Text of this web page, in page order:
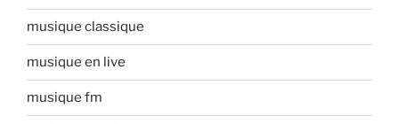
musique classique
musique en live
musique fm